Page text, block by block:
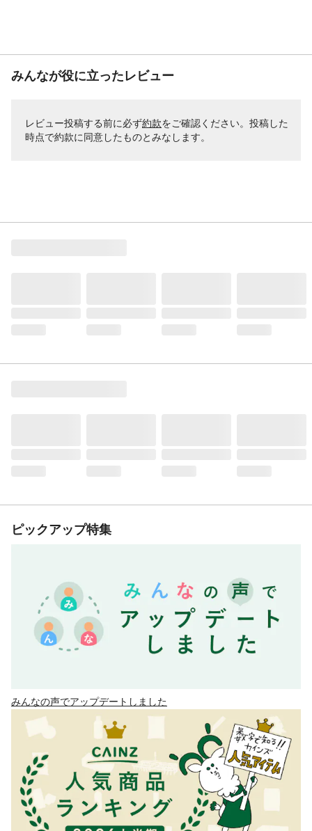
みんなが役に立ったレビュー
レビュー投稿する前に必ず約款をご確認ください。投稿した
時点で約款に同意したものとみなします。
ピックアップ特集
みんなの声でアップデートしました